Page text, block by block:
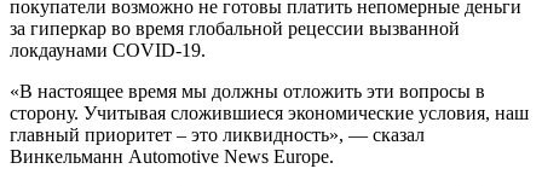
покупатели возможно не готовы платить непомерные деньги
за гиперкар во время глобальной рецессии вызванной
локдаунами COVID-19.
«В настоящее время мы должны отложить эти вопросы в
сторону. Учитывая сложившиеся экономические условия, наш
главный приоритет – это ликвидность», — сказал
Винкельманн Automotive News Europe.